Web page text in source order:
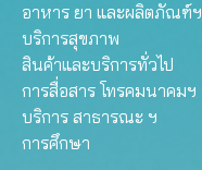
อาหาร ยา และผลิตภัณฑ์ฯ
บริการสุขภาพ
สินค้าและบริการทั่วไป
การสื่อสาร โทรคมนาคมฯ
บริการ สาธารณะ ฯ
การศึกษา